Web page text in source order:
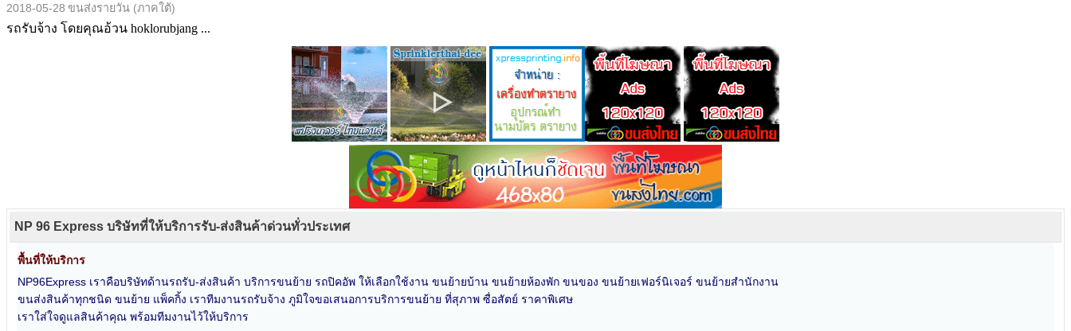
2018-05-28 ขนส่งรายวัน (ภาคใต้)
รถรับจ้าง โดยคุณอ้วน hoklorubjang ...
NP 96 Express บริษัทที่ให้บริการรับ-ส่งสินค้าด่วนทั่วประเทศ
พื้นที่ให้บริการ
NP96Express เราคือบริษัทด้านรถรับ-ส่งสินค้า บริการขนย้าย รถปิคอัพ ให้เลือกใช้งาน ขนย้ายบ้าน ขนย้ายห้องพัก ขนของ ขนย้ายเฟอร์นิเจอร์ ขนย้ายสำนักงาน
ขนส่งสินค้าทุกชนิด ขนย้าย แพ็คกิ้ง เราทีมงานรถรับจ้าง ภูมิใจขอเสนอการบริการขนย้าย ที่สุภาพ ซื่อสัตย์ ราคาพิเศษ
เราใส่ใจดูแลสินค้าคุณ พร้อมทีมงานไว้ให้บริการ